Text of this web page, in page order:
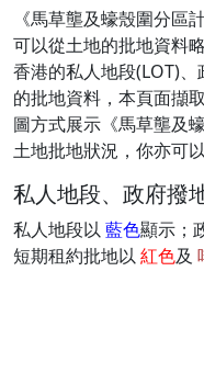
《馬草壟及蠔殼圍分區
可以從土地的批地資料
香港的私人地段(LOT)
的批地資料，本頁面擷
圖方式展示《馬草壟及
土地批地狀況，你亦可
私人地段、政府撥
私人地段以 藍色顯示；
短期租約批地以 紅色及